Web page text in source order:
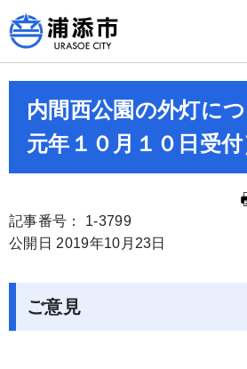
内間西公園の外灯に
元年１０月１０日受付
記事番号： 1-3799
公開日 2019年10月23日
ご意見